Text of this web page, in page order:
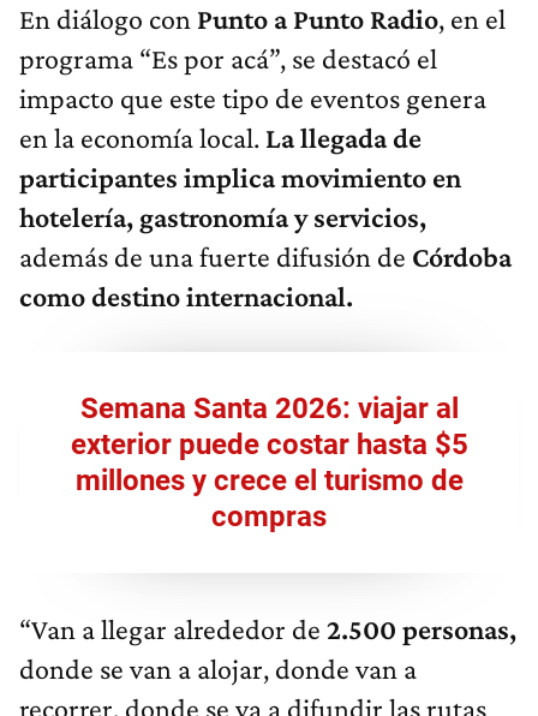
En diálogo con Punto a Punto Radio, en el
programa “Es por acá”, se destacó el
impacto que este tipo de eventos genera
en la economía local. La llegada de
participantes implica movimiento en
hotelería, gastronomía y servicios,
además de una fuerte difusión de Córdoba
como destino internacional.
Semana Santa 2026: viajar al
exterior puede costar hasta $5
millones y crece el turismo de
compras
“Van a llegar alrededor de 2.500 personas,
donde se van a alojar, donde van a
recorrer, donde se va a difundir las rutas